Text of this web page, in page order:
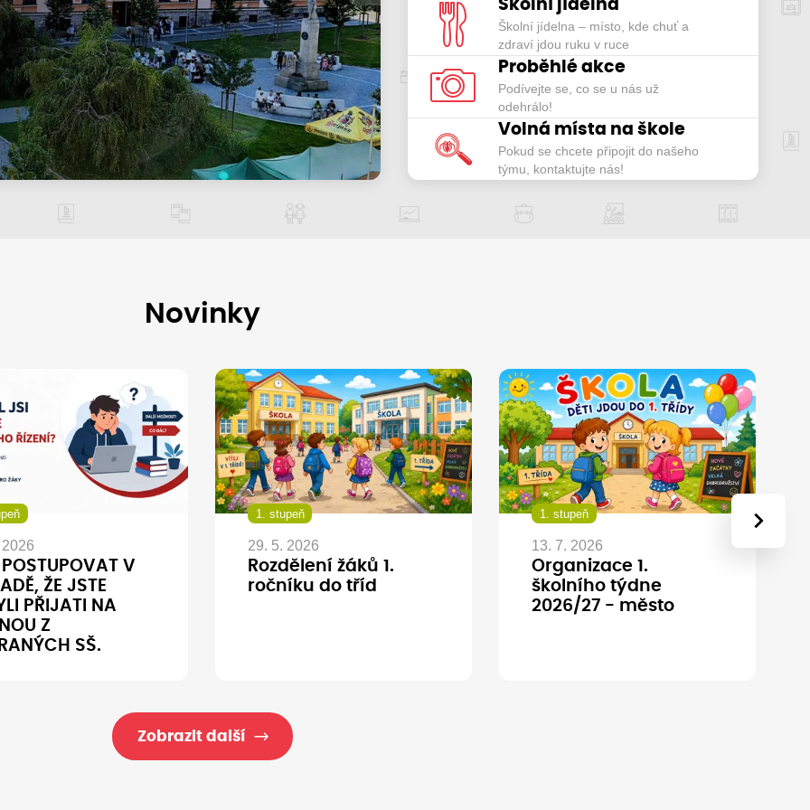
ZJISTIT VÍCE
Školní jídelna
Školní jídelna – místo, kde chuť a
zdraví jdou ruku v ruce
Proběhlé akce
Podívejte se, co se u nás už
odehrálo!
Volná místa na škole
Pokud se chcete připojit do našeho
týmu, kontaktujte nás!
Novinky
V
ŽE JSTE
PŘIJATI NA
Z
SŠ.
1. stupeň
29. 5. 2026
Rozdělení žáků 1.
ročníku do tříd
1. stupeň
13. 7. 2026
Organizace 1.
školního týdne
2026/27 - město
›
Zobrazit další